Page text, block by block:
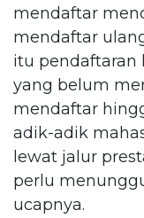
mendaftar
mendaftar
itu pendaftaran
yang belum
mendaftar
adik-adik
lewat jalur
perlu
ucapnya.